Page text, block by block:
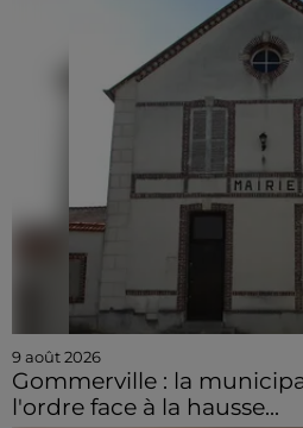
9 août 2026
Gommerville : la
l'ordre face à la hausse...